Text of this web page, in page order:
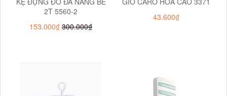
2T 5560-2
153.000₫ 300.000₫
43.600₫